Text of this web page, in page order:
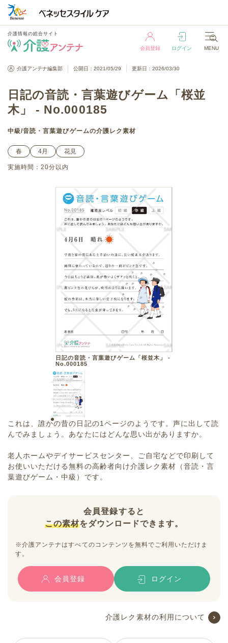
介護情報の総合サイト
会員登録 ログイン MENU
介護情報の総合サイト
介護アンテナ編集部 公開日：2021/05/29 更新日：2026/03/30
日記の音読・言葉遊びゲーム「桜並
木」 - No.000185
中級/音読・言葉遊びゲームの介護レク素材
春 4月 花見
実施時間：20分以内
日記の音読・言葉遊びゲーム「桜並木」 -
No.000185
これは、誰かの昔の日記の1ページのようです。声に出して読
んでみましょう。あなたにはどんな思い出がありますか。
老人ホームやデイサービスセンター、ご自宅などで印刷して
お使いいただける無料の高齢者向け介護レク素材（音読・言
葉遊びゲーム・中級）です。
会員登録すると
この素材をダウンロードできます。
※介護アンテナはすべてのコンテンツを無料でご利用いただけま
す。
会員登録 ログイン
介護レク素材の利用について